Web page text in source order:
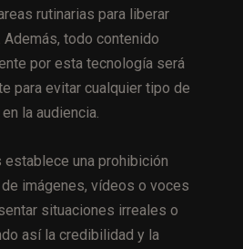
rutinarias para liberar
todo contenido
por esta tecnología será
para evitar cualquier tipo de
la audiencia.
una prohibición
imágenes, vídeos o voces
situaciones irreales o
así la credibilidad y la